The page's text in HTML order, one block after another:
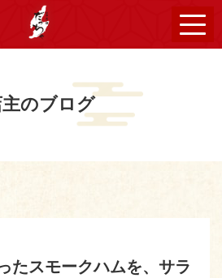
のブログ
たスモークハムを、サラ